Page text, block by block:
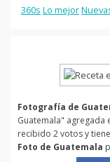
360s Lo mejor
Fotografía de
Guatemala" agregada
recibido 2 votos y
Foto de Guatemala